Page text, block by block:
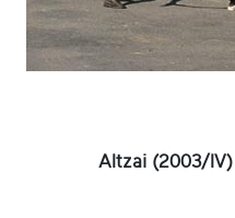
Altzai (2003/IV)